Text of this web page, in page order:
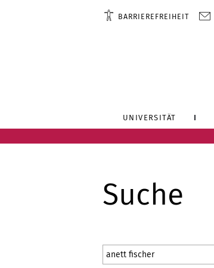
BARRIEREFREIHEIT
UNIVERSITÄT
Suche
Suchbegriff